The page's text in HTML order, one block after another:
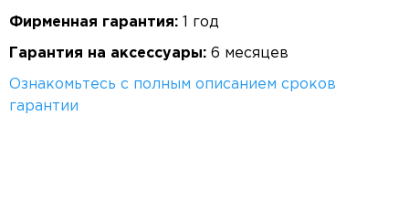
Фирменная гарантия: 1 год
Гарантия на аксессуары: 6 месяцев
Ознакомьтесь с полным описанием сроков
гарантии